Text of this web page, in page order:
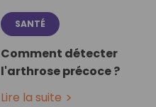
SANTÉ
Comment détecter
l'arthrose précoce ?
Lire la suite